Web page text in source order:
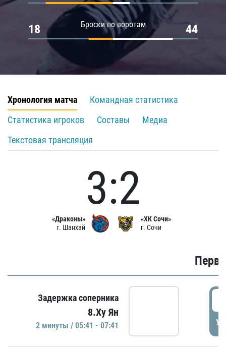
Броски по воротам
18 44
Хронология матча
Командная статистика
Статистика игроков
Составы
Медиа
Текстовая трансляция
«Драконы»
г. Шанхай
3:2
«ХК Сочи»
г. Сочи
Задержка соперника
8.Ху Ян
2 минуты / 05:41 - 07:41